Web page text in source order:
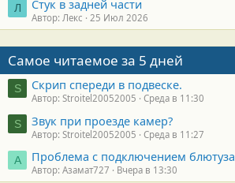
Л Стук в задней части
Автор: Лекс 25 Июл 2026
Самое читаемое за 5 дней
S Скрип спереди в подвеске.
Автор: Stroitel20052005 Среда в 11:30
S Звук при проезде камер?
Автор: Stroitel20052005 Среда в 11:27
А Проблема с подключением блютуза
Автор: Азамат727 Вчера в 13:30